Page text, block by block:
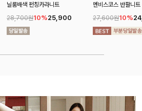
닐룸배색 펀칭카라니트
28,700원10%25,900
멘비스코스 반팔니트
27,600원10%